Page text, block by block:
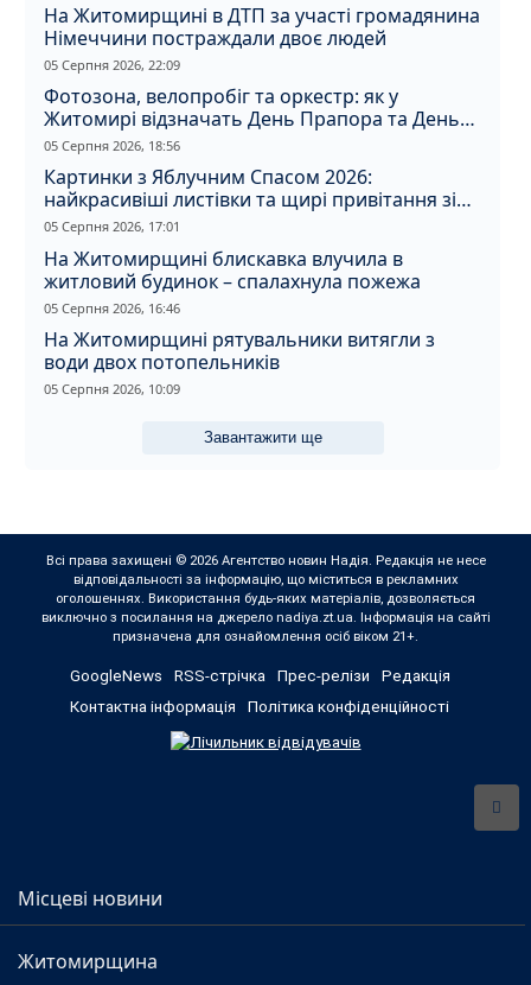
На Житомирщині в ДТП за участі громадянина
Німеччини постраждали двоє людей
05 Серпня 2026, 22:09
Фотозона, велопробіг та оркестр: як у
Житомирі відзначать День Прапора та День
Незалежності
05 Серпня 2026, 18:56
Картинки з Яблучним Спасом 2026:
найкрасивіші листівки та щирі привітання зі
святом
05 Серпня 2026, 17:01
На Житомирщині блискавка влучила в
житловий будинок – спалахнула пожежа
05 Серпня 2026, 16:46
На Житомирщині рятувальники витягли з
води двох потопельників
05 Серпня 2026, 10:09
Завантажити ще
Всі права захищені © 2026 Агентство новин Надія. Редакція не несе
відповідальності за інформацію, що міститься в рекламних
оголошеннях. Використання будь-яких матеріалів, дозволяється
виключно з посилання на джерело nadiya.zt.ua. Інформація на сайті
призначена для ознайомлення осіб віком 21+.
GoogleNews RSS-стрічка Прес-релізи
Редакція
Контактна інформація
Політика конфіденційності
Місцеві новини
Житомирщина